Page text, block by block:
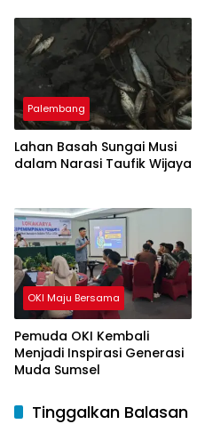
Palembang
Lahan Basah Sungai Musi
dalam Narasi Taufik Wijaya
OKI Maju Bersama
Pemuda OKI Kembali
Menjadi Inspirasi Generasi
Muda Sumsel
Tinggalkan Balasan